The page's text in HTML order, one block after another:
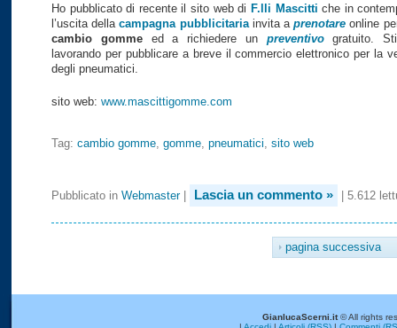
Ho pubblicato di recente il sito web di F.lli Mascitti che in
l’uscita dellacampagna pubblicitariainvita aprenotare online
cambio gommeed a richiedere un preventivogratuito.
lavorando per pubblicare a breve il commercio elettronico per la
degli pneumatici.
sito web: www.mascittigomme.com
Tag: cambio gomme gomme pneumatici sito web
Pubblicato in Webmaster| Lascia un commento » | 5.612
pagina successiva
GianlucaScerni.it© All rights